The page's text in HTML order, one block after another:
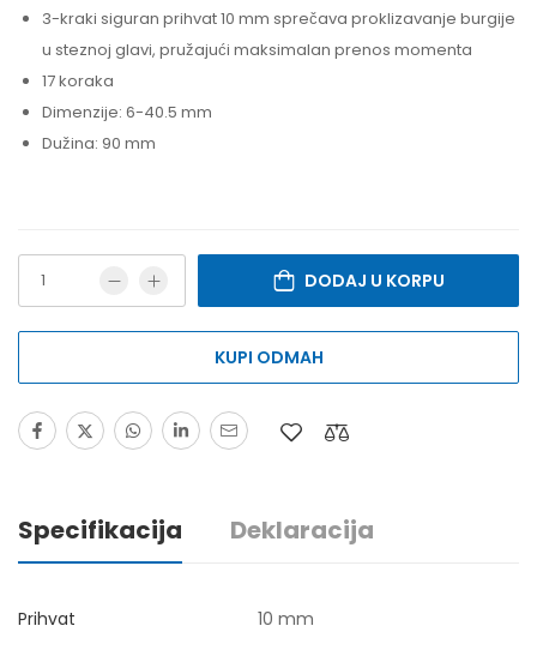
3-kraki siguran prihvat 10 mm sprečava proklizavanje burgije
u steznoj glavi, pružajući maksimalan prenos momenta
17 koraka
Dimenzije: 6-40.5 mm
Dužina: 90 mm
DODAJ U KORPU
KUPI ODMAH
Specifikacija Deklaracija
Prihvat
10 mm